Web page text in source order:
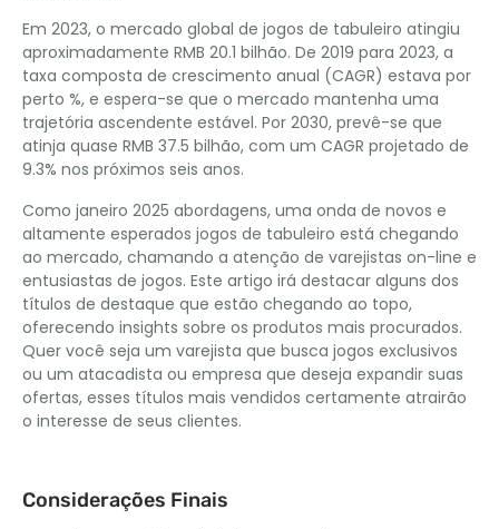
Em 2023, o mercado global de jogos de tabuleiro atingiu
aproximadamente RMB 20.1 bilhão. De 2019 para 2023, a
taxa composta de crescimento anual (CAGR) estava por
perto %, e espera-se que o mercado mantenha uma
trajetória ascendente estável. Por 2030, prevê-se que
atinja quase RMB 37.5 bilhão, com um CAGR projetado de
9.3% nos próximos seis anos.
Como janeiro 2025 abordagens, uma onda de novos e
altamente esperados jogos de tabuleiro está chegando
ao mercado, chamando a atenção de varejistas on-line e
entusiastas de jogos. Este artigo irá destacar alguns dos
títulos de destaque que estão chegando ao topo,
oferecendo insights sobre os produtos mais procurados.
Quer você seja um varejista que busca jogos exclusivos
ou um atacadista ou empresa que deseja expandir suas
ofertas, esses títulos mais vendidos certamente atrairão
o interesse de seus clientes.
Considerações Finais